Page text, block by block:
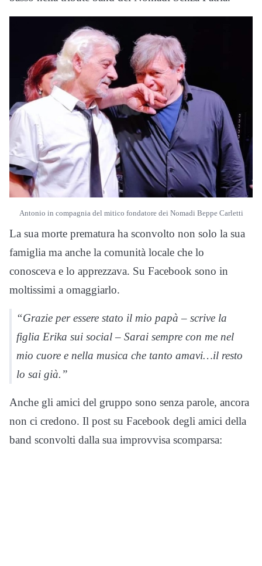
Antonio in compagnia del mitico fondatore dei Nomadi Beppe Carletti
La sua morte prematura ha sconvolto non solo la sua
famiglia ma anche la comunità locale che lo
conosceva e lo apprezzava. Su Facebook sono in
moltissimi a omaggiarlo.
“Grazie per essere stato il mio papà – scrive la
figlia Erika sui social – Sarai sempre con me nel
mio cuore e nella musica che tanto amavi…il resto
lo sai già.”
Anche gli amici del gruppo sono senza parole, ancora
non ci credono. Il post su Facebook degli amici della
band sconvolti dalla sua improvvisa scomparsa: